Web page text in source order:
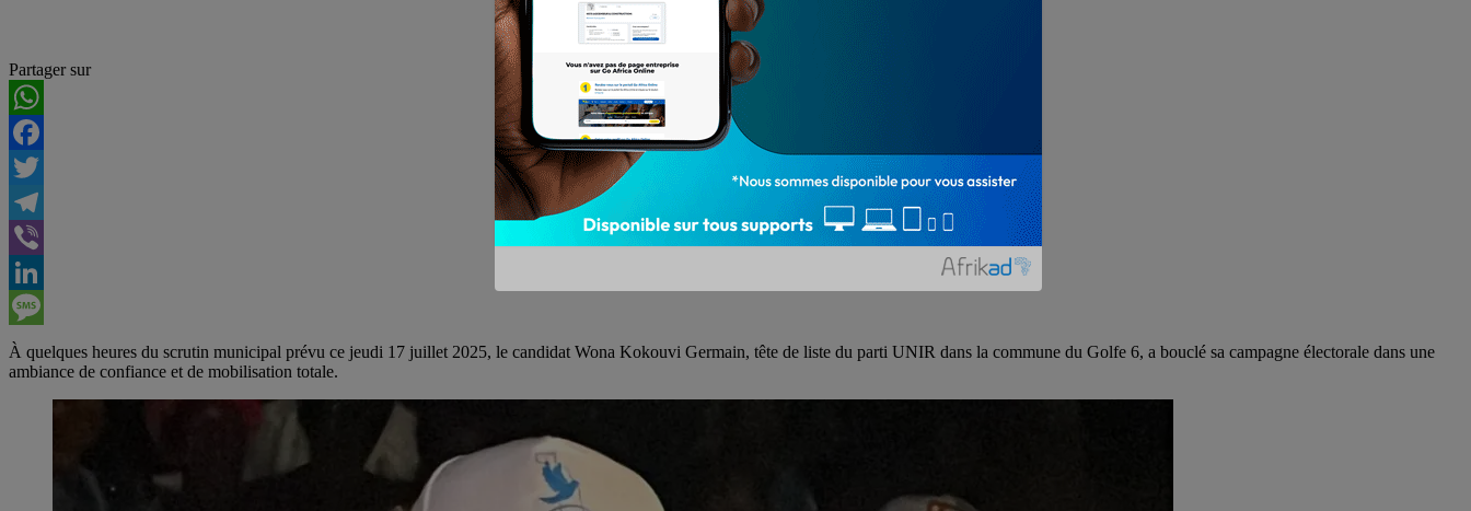
Partager sur
WhatsApp
Facebook
Twitter
Telegram
Viber
LinkedIn
Message
À quelques heures du scrutin municipal prévu ce jeudi 17 juillet 2025, le candidat Wona Kokouvi Germain, tête de liste du parti UNIR dans la commune du Golfe 6, a bouclé sa campagne électorale dans une
ambiance de confiance et de mobilisation totale.